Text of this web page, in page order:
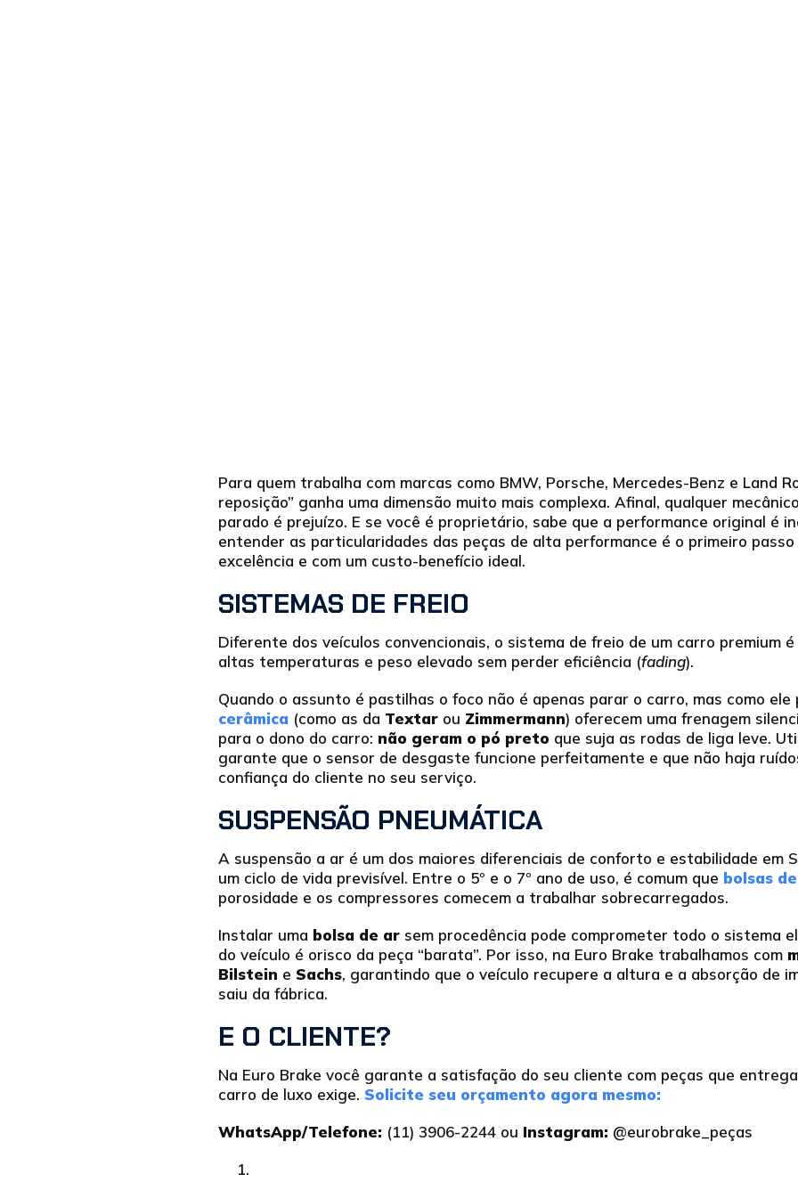
Para quem trabalha com marcas como BMW, Porsche, Mercedes-Benz e Land
reposição” ganha uma dimensão muito mais complexa. Afinal, qualquer
parado é prejuízo. E se você é proprietário, sabe que a performance original é
entender as particularidades das peças de alta performance é o primeiro
excelência e com um custo-benefício ideal.
SISTEMAS DE FREIO
Diferente dos veículos convencionais, o sistema de freio de um carro premium
altas temperaturas e peso elevado sem perder eficiência (fading).
Quando o assunto é pastilhas o foco não é apenas parar o carro, mas como ele
cerâmica (como as da Textar ou Zimmermann) oferecem uma frenagem
para o dono do carro: não geram o pó preto que suja as rodas de liga leve.
garante que o sensor de desgaste funcione perfeitamente e que não haja
confiança do cliente no seu serviço.
SUSPENSÃO PNEUMÁTICA
A suspensão a ar é um dos maiores diferenciais de conforto e estabilidade em
um ciclo de vida previsível. Entre o 5º e o 7º ano de uso, é comum que bolsas
porosidade e os compressores comecem a trabalhar sobrecarregados.
Instalar uma bolsa de ar sem procedência pode comprometer todo o sistema
do veículo é orisco da peça “barata”. Por isso, na Euro Brake trabalhamos com
Bilstein e Sachs, garantindo que o veículo recupere a altura e a absorção de
saiu da fábrica.
E O CLIENTE?
Na Euro Brake você garante a satisfação do seu cliente com peças que
carro de luxo exige. Solicite seu orçamento agora mesmo:
WhatsApp/Telefone: (11) 3906-2244 ou Instagram: @eurobrake_peças